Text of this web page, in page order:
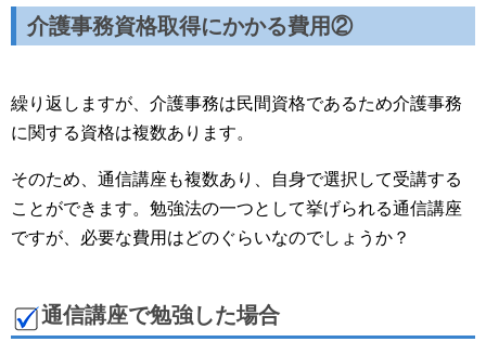
介護事務資格取得にかかる費用②
繰り返しますが、介護事務は民間資格であるため介護事務
に関する資格は複数あります。
そのため、通信講座も複数あり、自身で選択して受講する
ことができます。勉強法の一つとして挙げられる通信講座
ですが、必要な費用はどのぐらいなのでしょうか？
通信講座で勉強した場合